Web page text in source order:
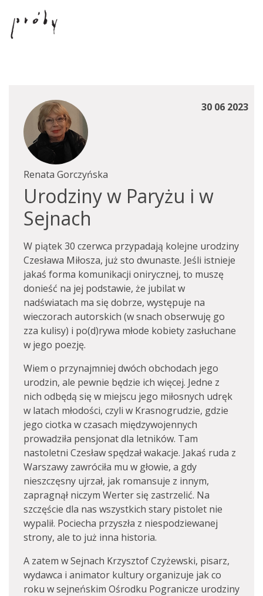
30 06 2023
Renata Gorczyńska
Urodziny w Paryżu i w
Sejnach
W piątek 30 czerwca przypadają kolejne urodziny
Czesława Miłosza, już sto dwunaste. Jeśli istnieje
jakaś forma komunikacji onirycznej, to muszę
donieść na jej podstawie, że jubilat w
nadświatach ma się dobrze, występuje na
wieczorach autorskich (w snach obserwuję go
zza kulisy) i po(d)rywa młode kobiety zasłuchane
w jego poezję.
Wiem o przynajmniej dwóch obchodach jego
urodzin, ale pewnie będzie ich więcej. Jedne z
nich odbędą się w miejscu jego miłosnych udręk
w latach młodości, czyli w Krasnogrudzie, gdzie
jego ciotka w czasach międzywojennych
prowadziła pensjonat dla letników. Tam
nastoletni Czesław spędzał wakacje. Jakaś ruda z
Warszawy zawróciła mu w głowie, a gdy
nieszczęsny ujrzał, jak romansuje z innym,
zapragnął niczym Werter się zastrzelić. Na
szczęście dla nas wszystkich stary pistolet nie
wypalił. Pociecha przyszła z niespodziewanej
strony, ale to już inna historia.
A zatem w Sejnach Krzysztof Czyżewski, pisarz,
wydawca i animator kultury organizuje jak co
roku w sejneńskim Ośrodku Pogranicze urodziny